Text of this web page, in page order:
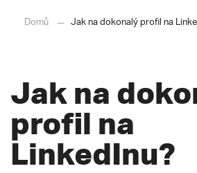
Domů Jak na dokonalý profil na
Jak na
profil na
LinkedInu?